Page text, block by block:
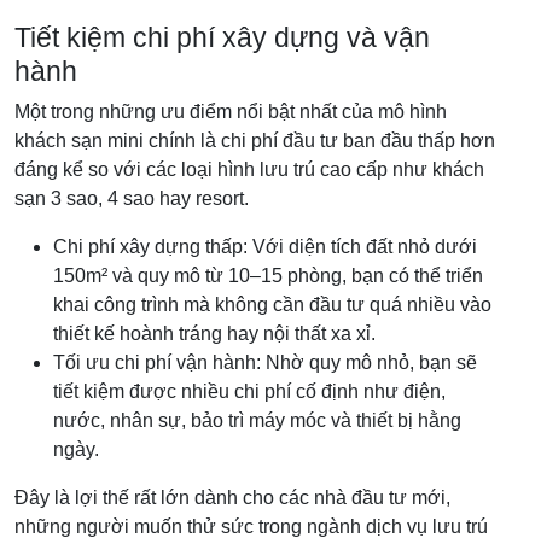
Tiết kiệm chi phí xây dựng và vận
hành
Một trong những ưu điểm nổi bật nhất của mô hình
khách sạn mini chính là chi phí đầu tư ban đầu thấp hơn
đáng kể so với các loại hình lưu trú cao cấp như khách
sạn 3 sao, 4 sao hay resort.
Chi phí xây dựng thấp: Với diện tích đất nhỏ dưới
150m² và quy mô từ 10–15 phòng, bạn có thể triển
khai công trình mà không cần đầu tư quá nhiều vào
thiết kế hoành tráng hay nội thất xa xỉ.
Tối ưu chi phí vận hành: Nhờ quy mô nhỏ, bạn sẽ
tiết kiệm được nhiều chi phí cố định như điện,
nước, nhân sự, bảo trì máy móc và thiết bị hằng
ngày.
Đây là lợi thế rất lớn dành cho các nhà đầu tư mới,
những người muốn thử sức trong ngành dịch vụ lưu trú